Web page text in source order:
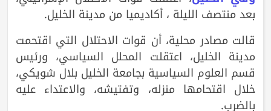
بعد منتصف الليلة ، أكاديميا من مدينة الخليل.
قالت مصادر محلية، أن قوات الاحتلال التي اقتحمت
مدينة الخليل، اعتقلت المحلل السياسي، ورئيس
قسم العلوم السياسية بجامعة الخليل بلال شويكي،
خلال اقتحامها منزله، وتفتيشه، والاعتداء عليه
بالضرب.